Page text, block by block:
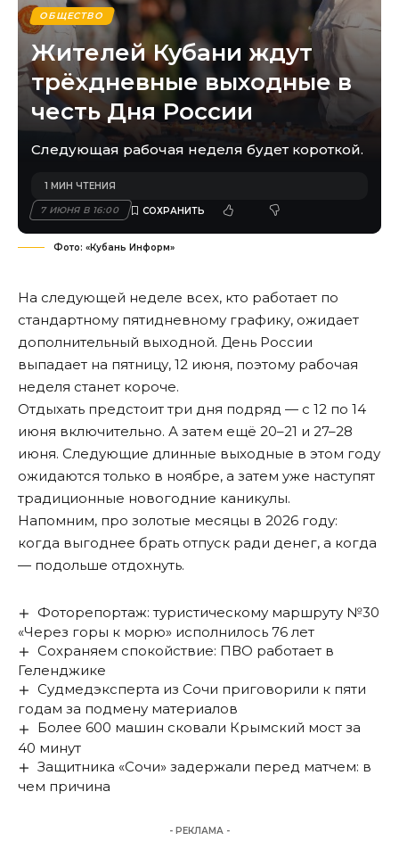
ОБЩЕСТВО
Жителей Кубани ждут
трёхдневные выходные в
честь Дня России
Следующая рабочая неделя будет короткой.
7 ИЮНЯ В 16:00
1 МИН ЧТЕНИЯ
Фото: «Кубань Информ»
На следующей неделе всех, кто работает по
стандартному пятидневному графику, ожидает
дополнительный выходной. День России
выпадает на пятницу, 12 июня, поэтому рабочая
неделя станет короче.
Отдыхать предстоит три дня подряд — с 12 по 14
июня включительно. А затем ещё 20–21 и 27–28
июня. Следующие длинные выходные в этом году
ожидаются только в ноябре, а затем уже наступят
традиционные новогодние каникулы.
Напомним, про золотые месяцы в 2026 году:
когда выгоднее брать отпуск ради денег, а когда
— подольше отдохнуть.
Фоторепортаж: туристическому маршруту №30
«Через горы к морю» исполнилось 76 лет
Сохраняем спокойствие: ПВО работает в
Геленджике
Судмедэксперта из Сочи приговорили к пяти
годам за подмену материалов
Более 600 машин сковали Крымский мост за
40 минут
Защитника «Сочи» задержали перед матчем: в
чем причина
- РЕКЛАМА -